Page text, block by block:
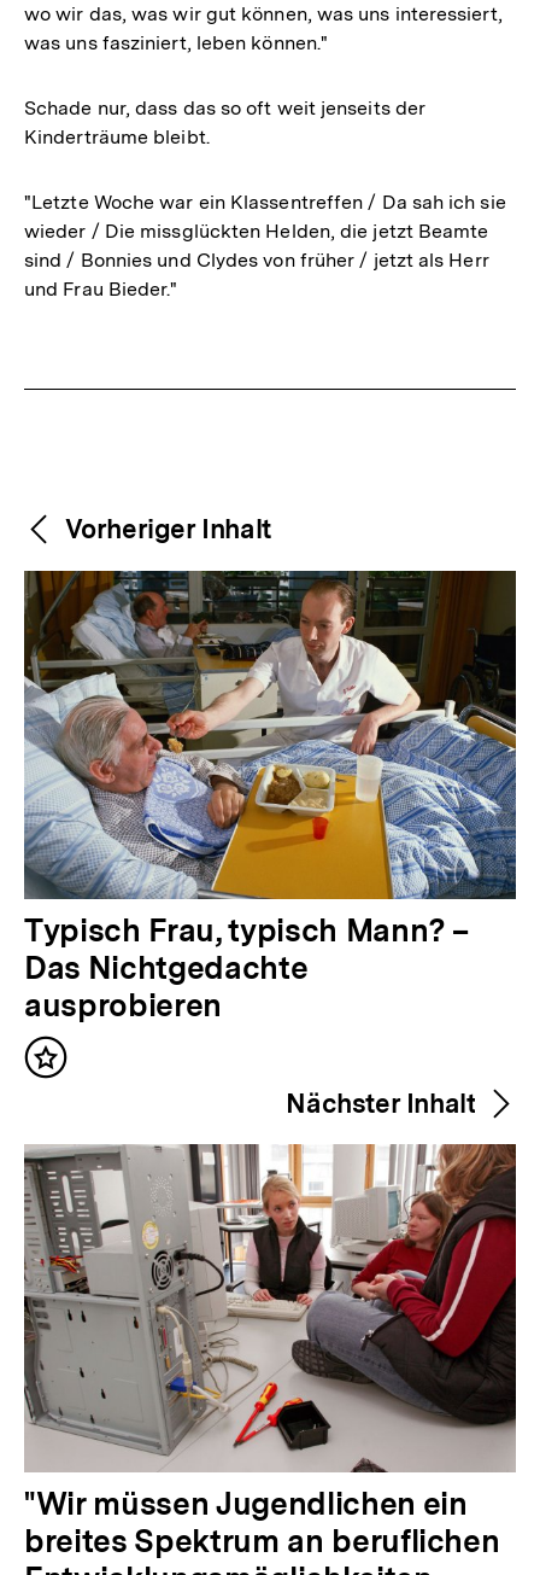
wo wir das, was wir gut können, was uns interessiert,
was uns fasziniert, leben können."
Schade nur, dass das so oft weit jenseits der
Kinderträume bleibt.
"Letzte Woche war ein Klassentreffen / Da sah ich sie
wieder / Die missglückten Helden, die jetzt Beamte
sind / Bonnies und Clydes von früher / jetzt als Herr
und Frau Bieder."
Weitere
Inhalte
Content-
Navigation
Vorheriger Inhalt
V
o
r
h
e
i
g
e
r
I
n
h
a
t
:
Typisch Frau, typisch Mann? –
Das Nichtgedachte
ausprobieren
Inhalt
Nächster Inhalt
N
ä
"Wir müssen Jugendlichen ein
breites Spektrum an beruflichenZum